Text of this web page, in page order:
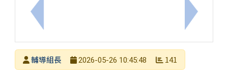
上一筆：轉知國立高雄師範大學辦理115年「教師在
下一筆：
發布者
輔導組長
2026-05-26 10:45:48 141